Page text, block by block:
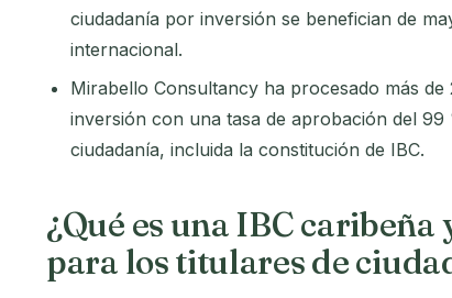
ciudadanía por inversión se benefician de
internacional.
Mirabello Consultancy ha procesado más
inversión con una tasa de aprobación del
ciudadanía, incluida la constitución de IBC.
¿Qué es una IBC
para los titulares de